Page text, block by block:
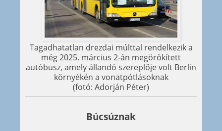
Tagadhatatlan drezdai múlttal rendelkezik a
még 2025. március 2-án megörökített
autóbusz, amely állandó szereplője volt Berlin
környékén a vonatpótlásoknak
(fotó: Adorján Péter)
Búcsúznak